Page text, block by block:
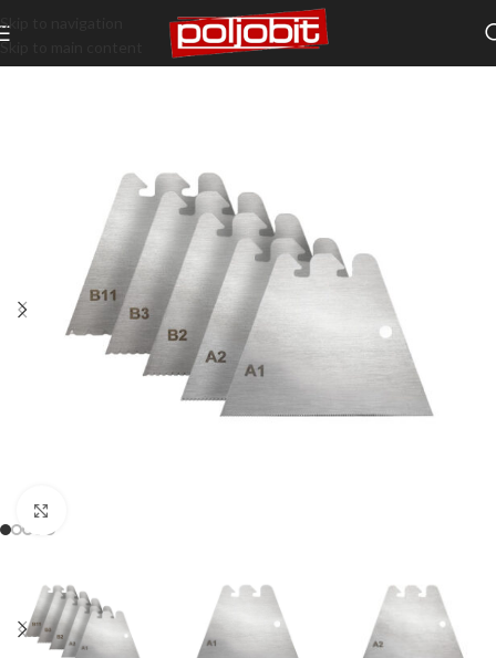
Skip to navigation
Skip to main content